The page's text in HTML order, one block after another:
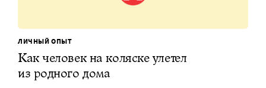
ЛИЧНЫЙ ОПЫТ
Как человек на коляске улетел
из родного дома